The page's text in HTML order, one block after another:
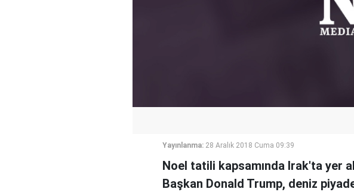
Yayınlanma: 28 Aralık 2018 Cuma 09:39
Noel tatili kapsamında Irak'ta yer
Başkan Donald Trump, deniz